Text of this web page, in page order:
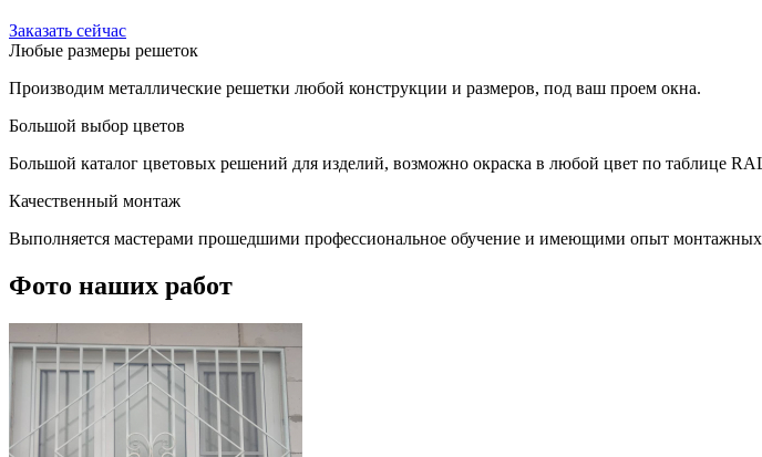
Заказать сейчас
Любые размеры решеток
Производим металлические решетки любой конструкции и размеров, под ваш проем окна.
Большой выбор цветов
Большой каталог цветовых решений для изделий, возможно окраска в любой цвет по таблице
Качественный монтаж
Выполняется мастерами прошедшими профессиональное обучение и имеющими опыт монтажных
Фото наших работ